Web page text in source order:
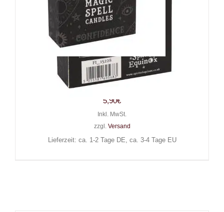
Spirit of Equinox Kerzenset
Confidence Spell
5,90€
Inkl. MwSt.
zzgl. Versand
Lieferzeit: ca. 1-2 Tage DE, ca. 3-4 Tage EU